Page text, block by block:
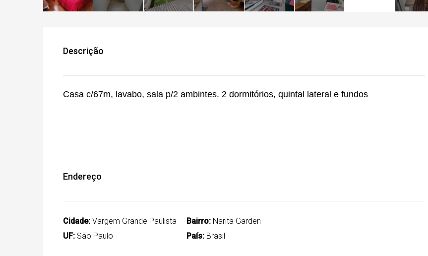
Descrição
Casa c/67m, lavabo, sala p/2 ambintes. 2 dormitórios, quintal lateral e fundos
Endereço
Cidade: Vargem Grande Paulista
UF: São Paulo
Bairro:Narita Garden
País:Brasil